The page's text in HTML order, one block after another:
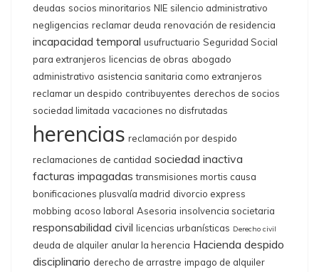
deudas socios minoritarios NIE silencio administrativo
negligencias reclamar deuda renovación de residencia
incapacidad temporal usufructuario Seguridad Social
para extranjeros licencias de obras abogado
administrativo asistencia sanitaria como extranjeros
reclamar un despido contribuyentes derechos de socios
sociedad limitada vacaciones no disfrutadas
herencias reclamación por despido
reclamaciones de cantidad sociedad inactiva
facturas impagadas transmisiones mortis causa
bonificaciones plusvalía madrid divorcio express
mobbing acoso laboral Asesoria insolvencia societaria
responsabilidad civil licencias urbanísticas Derecho civil
deuda de alquiler anular la herencia Hacienda despido
disciplinario derecho de arrastre impago de alquiler